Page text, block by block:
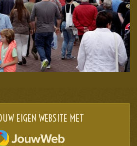
EIGEN WEBSITE MET